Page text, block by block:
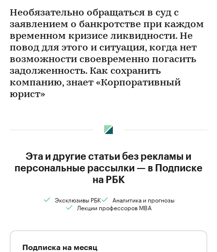
Необязательно обращаться в суд с
заявлением о банкротстве при каждом
временном кризисе ликвидности. Не
повод для этого и ситуация, когда нет
возможности своевременно погасить
задолженность. Как сохранить
компанию, знает «Корпоративный
юрист»
Эта и другие статьи без рекламы и
персональные рассылки — в Подписке
на РБК
Эксклюзивы РБК
Аналитика и прогнозы
Лекции профессоров MBA
Подписка на месяц